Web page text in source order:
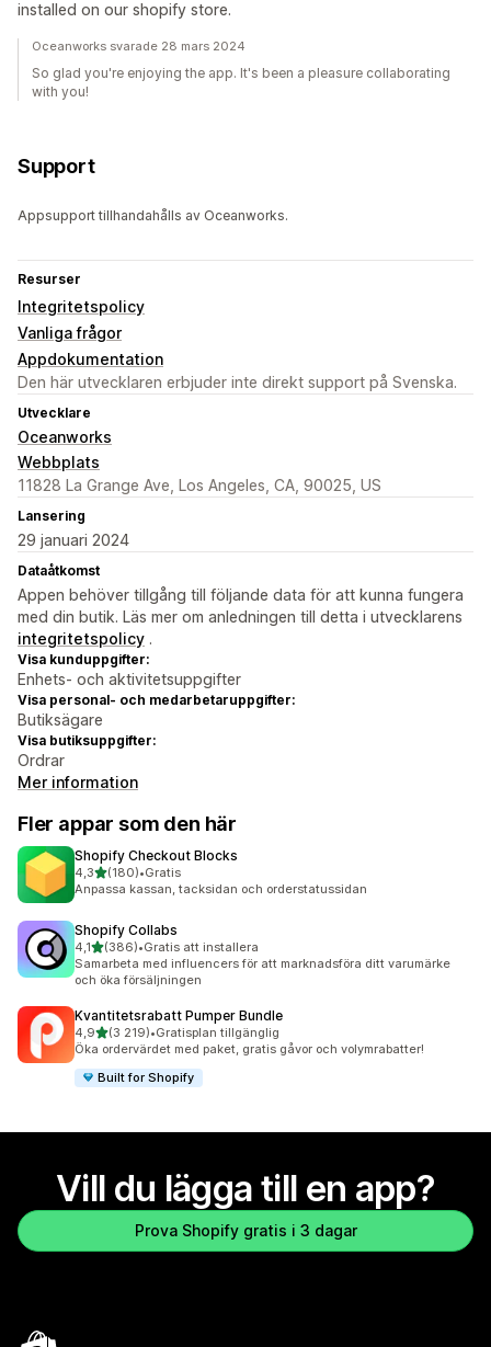
installed on our shopify store.
Oceanworks svarade 28 mars 2024
So glad you're enjoying the app. It's been a pleasure collaborating
with you!
Support
Appsupport tillhandahålls av Oceanworks.
Resurser
Integritetspolicy
Vanliga frågor
Appdokumentation
Den här utvecklaren erbjuder inte direkt support på Svenska.
Utvecklare
Oceanworks
Webbplats
11828 La Grange Ave, Los Angeles, CA, 90025, US
Lansering
29 januari 2024
Dataåtkomst
Appen behöver tillgång till följande data för att kunna fungera
med din butik. Läs mer om anledningen till detta i utvecklarens
integritetspolicy .
Visa kunduppgifter:
Enhets- och aktivitetsuppgifter
Visa personal- och medarbetaruppgifter:
Butiksägare
Visa butiksuppgifter:
Ordrar
Mer information
Fler appar som den här
Shopify Checkout Blocks
4,3av 5 stjärnor
(180)
180 recensioner totalt
•Gratis
Anpassa kassan, tacksidan och orderstatussidan
Shopify Collabs
4,1av 5 stjärnor
(386)
386 recensioner totalt
•Gratis att installera
Samarbeta med influencers för att marknadsföra ditt varumärke
och öka försäljningen
Kvantitetsrabatt Pumper Bundle
4,9av 5 stjärnor
(3 219)
3219 recensioner totalt
•Gratisplan tillgänglig
Öka ordervärdet med paket, gratis gåvor och volymrabatter!
Built for Shopify
Vill du lägga till en app?
Prova Shopify gratis i 3 dagar